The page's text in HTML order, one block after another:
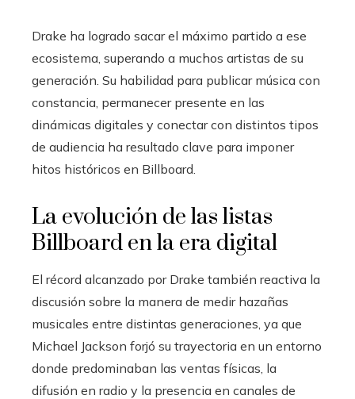
Drake ha logrado sacar el máximo partido a ese
ecosistema, superando a muchos artistas de su
generación. Su habilidad para publicar música con
constancia, permanecer presente en las
dinámicas digitales y conectar con distintos tipos
de audiencia ha resultado clave para imponer
hitos históricos en Billboard.
La evolución de las listas
Billboard en la era digital
El récord alcanzado por Drake también reactiva la
discusión sobre la manera de medir hazañas
musicales entre distintas generaciones, ya que
Michael Jackson forjó su trayectoria en un entorno
donde predominaban las ventas físicas, la
difusión en radio y la presencia en canales de